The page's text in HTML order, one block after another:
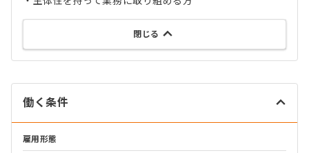
閉じる
働く条件
雇用形態